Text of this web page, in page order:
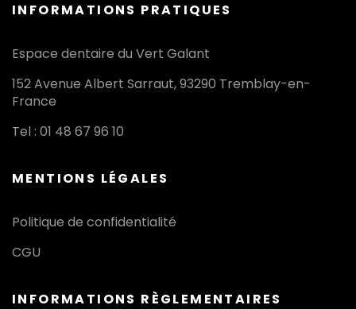
INFORMATIONS PRATIQUES
Espace dentaire du Vert Galant
152 Avenue Albert Sarraut, 93290 Tremblay-en-
France
Tel : 01 48 67 96 10
MENTIONS LÉGALES
Politique de confidentialité
CGU
INFORMATIONS RÈGLEMENTAIRES